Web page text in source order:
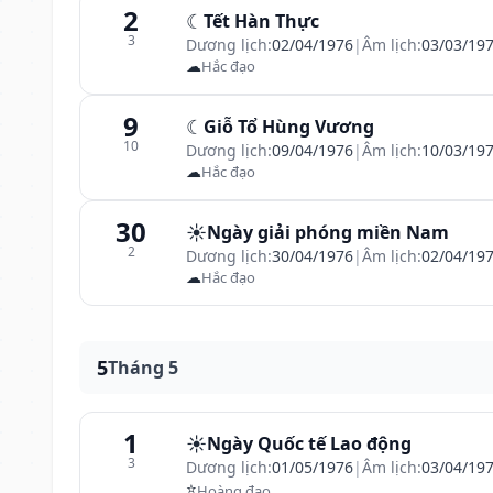
2
3
☾ Tết Hàn Thực
Dương lịch:02/04/1976|Âm lịch:03/03/
☁Hắc đạo
9
10
☾ Giỗ Tổ Hùng Vương
Dương lịch:09/04/1976|Âm lịch:10/03/
☁Hắc đạo
30
2
☀️Ngày giải phóng miền Nam
Dương lịch:30/04/1976|Âm lịch:02/04/
☁Hắc đạo
5Tháng 5
1
3
☀️Ngày Quốc tế Lao động
Dương lịch:01/05/1976|Âm lịch:03/04/
⭐